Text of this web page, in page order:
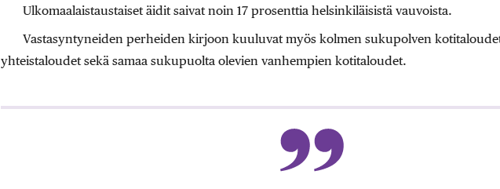
Ulkomaalaistaustaiset äidit saivat noin 17 prosenttia helsinkiläisistä vauvoista.
Vastasyntyneiden perheiden kirjoon kuuluvat myös kolmen sukupolven
yhteistaloudet sekä samaa sukupuolta olevien vanhempien kotitaloudet.